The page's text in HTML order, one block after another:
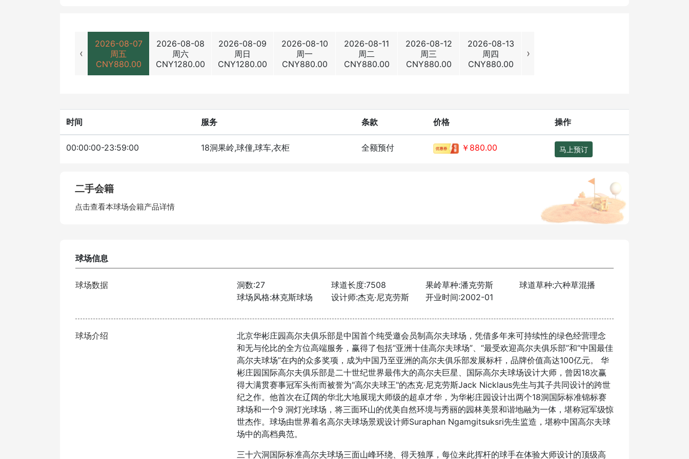
‹
2026-08-07
周五
CNY880.00
2026-08-08
周六
CNY1280.00
2026-08-09
周日
CNY1280.00
2026-08-10
周一
CNY880.00
2026-08-11
周二
CNY880.00
2026-08-12
周三
CNY880.00
2026-08-13
周四
CNY880.00
›
时间 服务 条款 价格 操作
00:00:00-23:59:00 18洞果岭,球僮,球车,衣柜 全额预付 ￥880.00 马上预订
二手会籍
点击查看本球场会籍产品详情
球场信息
球场数据 洞数:27 球道长度:7508 果岭草种:潘克劳斯
球道草种:六种草混播
球场风格:林克斯球场
设计师:杰克·尼克劳斯 开业时间:2002-01
球场介绍
北京华彬庄园高尔夫俱乐部是中国首个纯受邀会员制高尔夫球场，凭借多年来可持续性的绿色经营理念
和无与伦比的全方位高端服务，赢得了包括“亚洲十佳高尔夫球场”、“最受欢迎高尔夫俱乐部”和“中国最佳
高尔夫球场”在内的众多奖项，成为中国乃至亚洲的高尔夫俱乐部发展标杆，品牌价值高达100亿元。 华
彬庄园国际高尔夫俱乐部是二十世纪世界最伟大的高尔夫巨星、国际高尔夫球场设计大师，曾因18次赢
得大满贯赛事冠军头衔而被誉为"高尔夫球王"的杰克·尼克劳斯Jack Nicklaus先生与其子共同设计的跨世
纪之作。他首次在辽阔的华北大地展现大师级的超卓才华，为华彬庄园设计出两个18洞国际标准锦标赛
球场和一个9 洞灯光球场，将三面环山的优美自然环境与秀丽的园林美景和谐地融为一体，堪称冠军级惊
世杰作。球场由世界着名高尔夫球场景观设计师Suraphan Ngamgitsuksri先生监造，堪称中国高尔夫球
场中的高档典范。
三十六洞国际标准高尔夫球场三面山峰环绕、得天独厚，每位来此挥杆的球手在体验大师设计的顶级高